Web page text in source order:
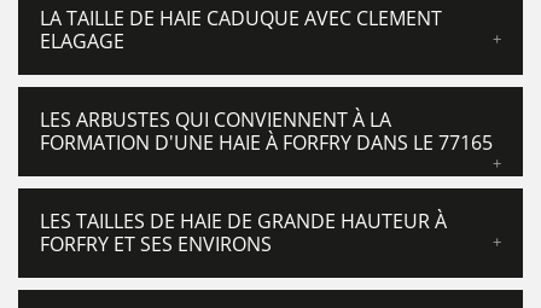
LA TAILLE DE HAIE CADUQUE AVEC CLEMENT
ELAGAGE
LES ARBUSTES QUI CONVIENNENT À LA
FORMATION D'UNE HAIE À FORFRY DANS LE 77165
LES TAILLES DE HAIE DE GRANDE HAUTEUR À
FORFRY ET SES ENVIRONS